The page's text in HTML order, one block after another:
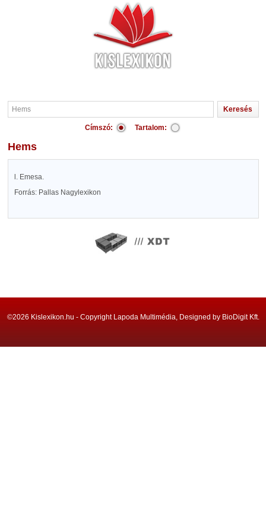
Címszó: Tartalom:
Hems
l. Emesa.
Forrás: Pallas Nagylexikon
©2026 Kislexikon.hu - Copyright Lapoda Multimédia, Designed by BioDigit Kft.